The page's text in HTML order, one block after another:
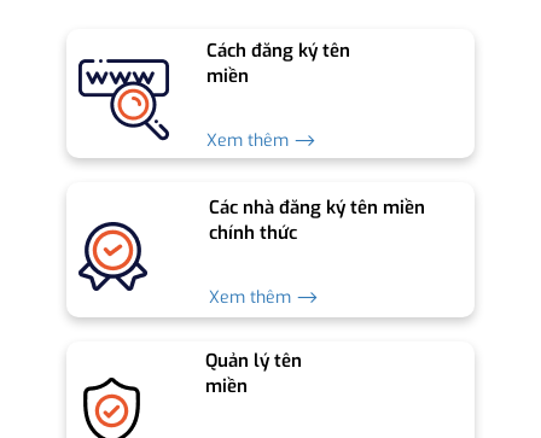
Cách đăng ký tên
miền
Xem thêm ⟶
Các nhà đăng ký tên miền
chính thức
Xem thêm ⟶
Quản lý tên
miền